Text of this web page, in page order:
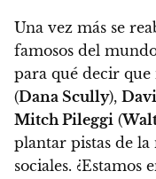
Una vez más se
famosos del
para qué decir que
(Dana Scully),
Mitch Pileggi (
plantar pistas de
sociales.